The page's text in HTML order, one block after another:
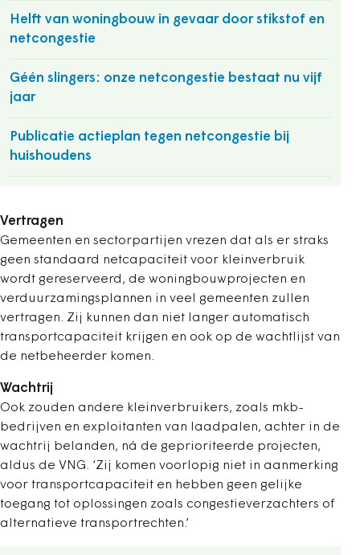
Helft van woningbouw in gevaar door stikstof en
netcongestie
Géén slingers: onze netcongestie bestaat nu vijf
jaar
Publicatie actieplan tegen netcongestie bij
huishoudens
Vertragen
Gemeenten en sectorpartijen vrezen dat als er straks
geen standaard netcapaciteit voor kleinverbruik
wordt gereserveerd, de woningbouwprojecten en
verduurzamingsplannen in veel gemeenten zullen
vertragen. Zij kunnen dan niet langer automatisch
transportcapaciteit krijgen en ook op de wachtlijst van
de netbeheerder komen.
Wachtrij
Ook zouden andere kleinverbruikers, zoals mkb-
bedrijven en exploitanten van laadpalen, achter in de
wachtrij belanden, ná de geprioriteerde projecten,
aldus de VNG. ‘Zij komen voorlopig niet in aanmerking
voor transportcapaciteit en hebben geen gelijke
toegang tot oplossingen zoals congestieverzachters of
alternatieve transportrechten.’